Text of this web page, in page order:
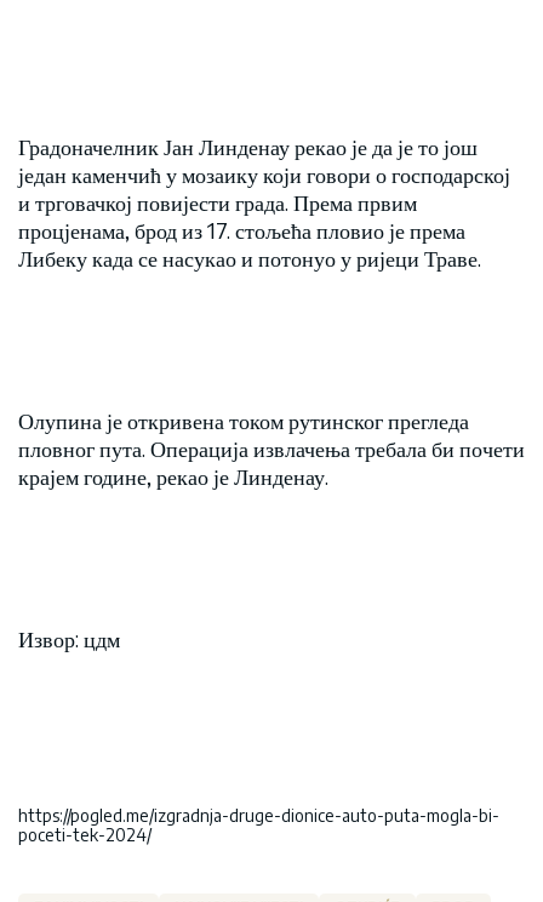
Градоначелник Јан Линденау рекао је да је то још
један каменчић у мозаику који говори о господарској
и трговачкој повијести града. Према првим
процјенама, брод из 17. стољећа пловио је према
Либеку када се насукао и потонуо у ријеци Траве.
Олупина је откривена током рутинског прегледа
пловног пута. Операција извлачења требала би почети
крајем године, рекао је Линденау.
Извор: цдм
https://pogled.me/izgradnja-druge-dionice-auto-puta-mogla-bi-
poceti-tek-2024/